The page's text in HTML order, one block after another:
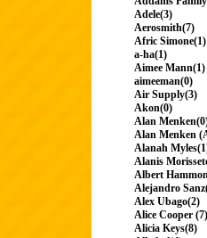
Adele(3)
Aerosmith(7)
Afric Simone(1)
a-ha(1)
Aimee Mann(1)
aimeeman(0)
Air Supply(3)
Akon(0)
Alan
Alan Menken
Alanah
Alanis
Albert
Alejandro
Alex Ubago(2)
Alice Cooper (7)
Alicia Keys(8)